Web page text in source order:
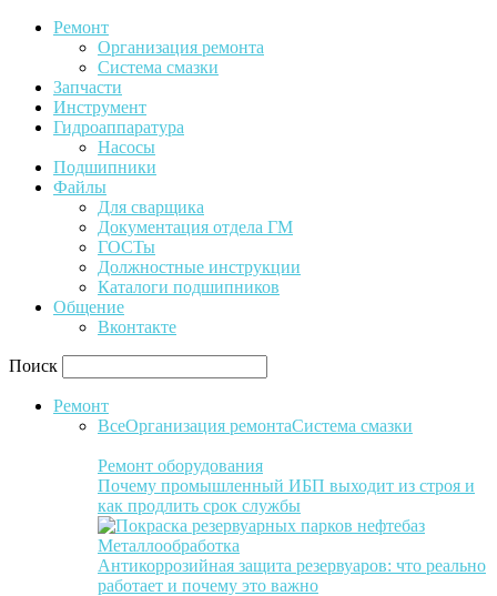
Ремонт
Организация ремонта
Система смазки
Запчасти
Инструмент
Гидроаппаратура
Насосы
Подшипники
Файлы
Для сварщика
Документация отдела ГМ
ГОСТы
Должностные инструкции
Каталоги подшипников
Общение
Вконтакте
Поиск
Ремонт
ВсеОрганизация ремонтаСистема смазки
Ремонт оборудования
Почему промышленный ИБП выходит из строя и
как продлить срок службы
Металлообработка
Антикоррозийная защита резервуаров: что реально
работает и почему это важно